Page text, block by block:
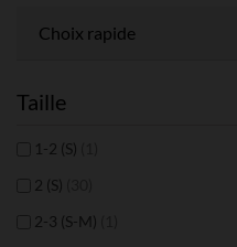
Choix rapide
Taille
1-2 (S)
2 (S)
2-3 (S-M)